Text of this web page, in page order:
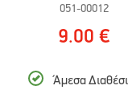
051-00012
9.00 €
Άμεσα